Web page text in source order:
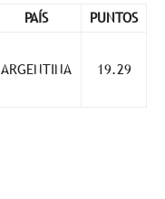
PAÍS PUNTOS
ARGENTINA 19.29